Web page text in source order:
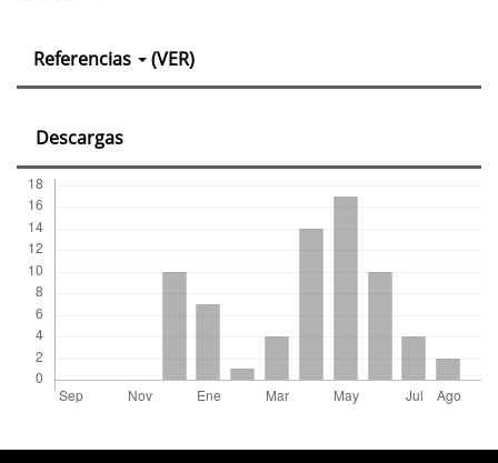
Detalles
del
artículo
Referencias (VER)
Descargas